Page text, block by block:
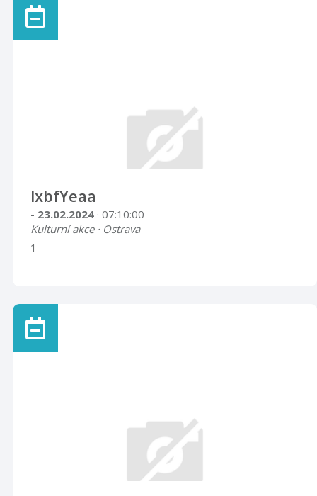
lxbfYeaa
- 23.02.2024 · 07:10:00
Kulturní akce · Ostrava
1